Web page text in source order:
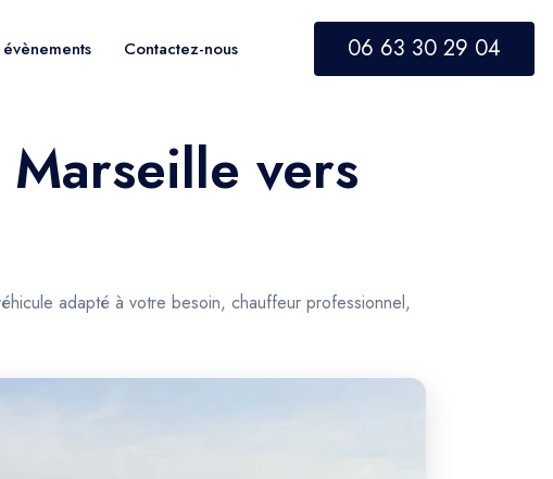
Contactez-nous 06 63 30 29 04
vers
adapté à votre besoin, chauffeur professionnel,